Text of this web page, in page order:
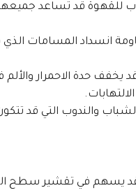
للقهوة قد تساعد جميعها
انسداد المسامات الذي
يخفف حدة الاحمرار
والندوب التي قد
قد يسهم في تقشير سطح